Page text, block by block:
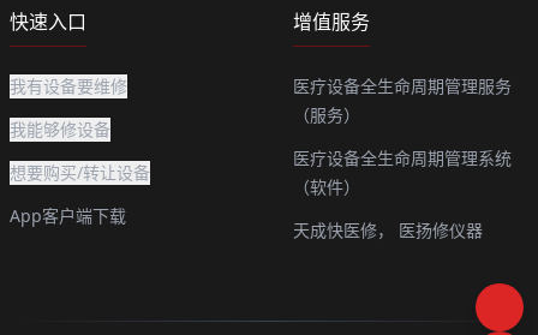
快速入口
我有设备要维修
我能够修设备
想要购买/转让设备
App客户端下载
增值服务
医疗设备全生命周期管理服务
（服务）
医疗设备全生命周期管理系统
（软件）
天成快医修，
医扬修仪器